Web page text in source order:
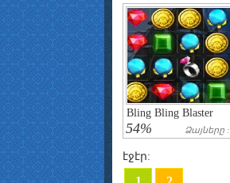
Bling Bling Blaster
54% Ձայները :
էջէր: